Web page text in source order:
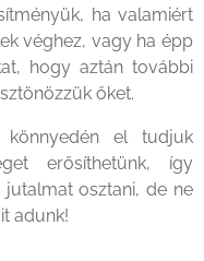
ha valamiért
véghez, vagy ha épp
hogy aztán további
őket.
könnyedén el tudjuk
erősíthetünk, így
osztani, de ne
adunk!